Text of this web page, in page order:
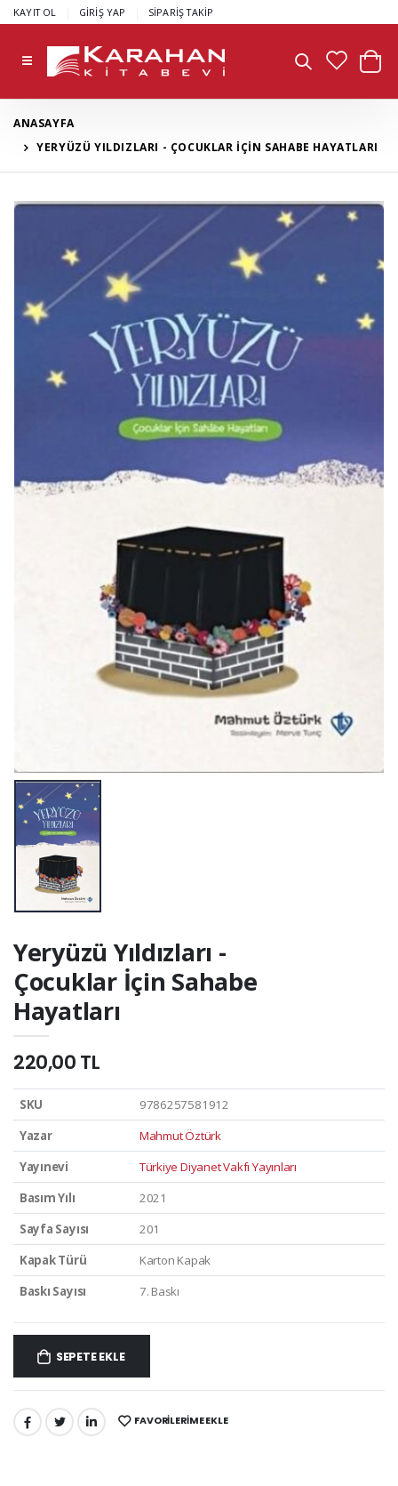
KAYIT OL GİRİŞ YAP SİPARİŞ TAKİP
ANASAYFA
YERYÜZÜ YILDIZLARI - ÇOCUKLAR İÇİN SAHABE HAYATLARI
Yeryüzü Yıldızları -
Çocuklar İçin Sahabe
Hayatları
220,00 TL
SKU
9786257581912
Yazar
Mahmut Öztürk
Yayınevi
Türkiye Diyanet Vakfı Yayınları
Basım Yılı
2021
Sayfa Sayısı
201
Kapak Türü
Karton Kapak
Baskı Sayısı
7. Baskı
SEPETE EKLE
PAYLAŞ: FAVORILERIME EKLE